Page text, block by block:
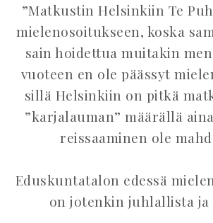
”Matkustin Helsinkiin Te
mielenosoitukseen, koska
sain hoidettua muitakin
vuoteen en ole päässyt
sillä Helsinkiin on pitkä
”karjalauman” määrällä
reissaaminen ole
Eduskuntatalon edessä
on jotenkin juhlallista ja